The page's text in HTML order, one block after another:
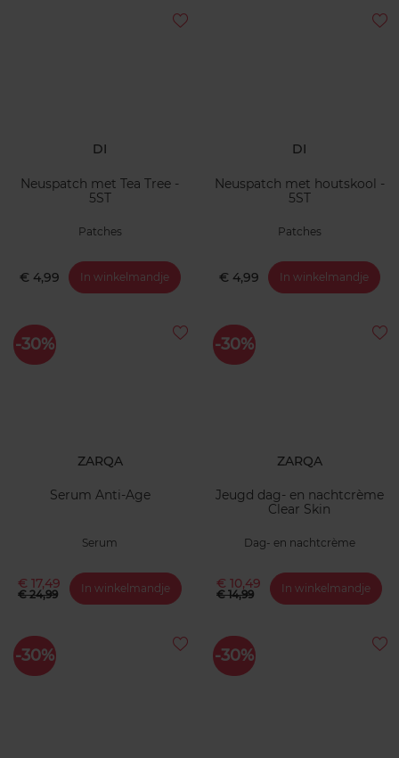
DI
Neuspatch met Tea Tree -
5ST
Patches
€ 4,99 In winkelmandje
DI
Neuspatch met houtskool -
5ST
Patches
€ 4,99 In winkelmandje
-30%
ZARQA
Serum Anti-Age
Serum
€ 17,49
€ 24,99 In winkelmandje
-30%
ZARQA
Jeugd dag- en nachtcrème
Clear Skin
Dag- en nachtcrème
€ 10,49
€ 14,99 In winkelmandje
-30% -30%